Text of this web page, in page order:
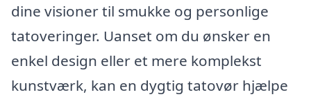
dine visioner til smukke og personlige
tatoveringer. Uanset om du ønsker en
enkel design eller et mere komplekst
kunstværk, kan en dygtig tatovør hjælpe